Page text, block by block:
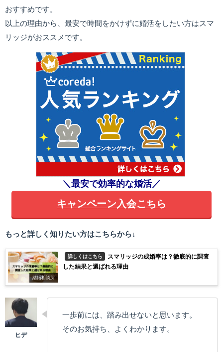
おすすめです​。
以上の理由から、最安で時間をかけずに婚活をしたい方はスマ
リッジがおススメです。
＼最安で効率的な婚活／
キャンペーン入会こちら
もっと詳しく知りたい方はこちらから↓
結婚相談所
詳しくはこちら
スマリッジの成婚率は？徹底的に調査
した結果と選ばれる理由
一歩前には、踏み出せないと思います。
そのお気持ち、よくわかります。